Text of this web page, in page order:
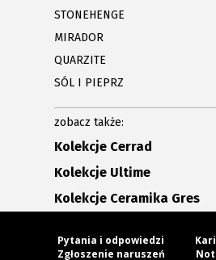
STONEHENGE
MIRADOR
QUARZITE
SÓL I PIEPRZ
zobacz także:
Kolekcje Cerrad
Kolekcje Ultime
Kolekcje Ceramika Gres
Pytania i odpowiedzi
Zgłoszenie naruszeń